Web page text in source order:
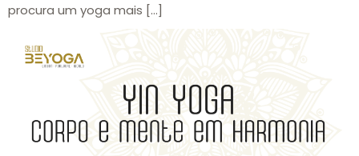
procura um yoga mais […]